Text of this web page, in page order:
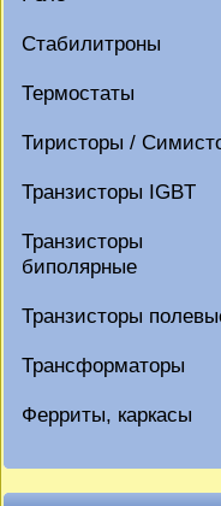
Стабилитроны
Термостаты
Тиристоры /
Транзисторы IGBT
Транзисторы
биполярные
Транзисторы
Трансформаторы
Ферриты, каркасы